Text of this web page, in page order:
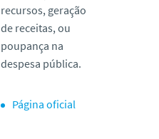
recursos, geração
de receitas, ou
poupança na
despesa pública.
Página oficial